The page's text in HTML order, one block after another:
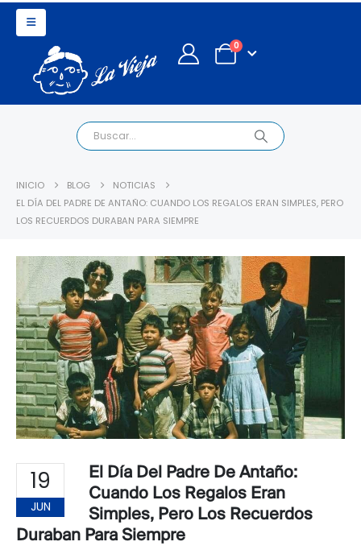
0
INICIO BLOG
NOTICIAS
EL DÍA DEL PADRE DE ANTAÑO: CUANDO LOS REGALOS ERAN SIMPLES, PERO
LOS RECUERDOS DURABAN PARA SIEMPRE
19
JUN
El Día Del Padre De Antaño:
Cuando Los Regalos Eran
Simples, Pero Los Recuerdos
Duraban Para Siempre